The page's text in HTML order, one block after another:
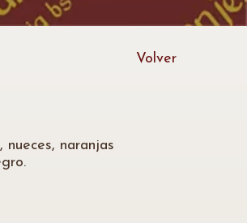
Volver
nueces, naranjas